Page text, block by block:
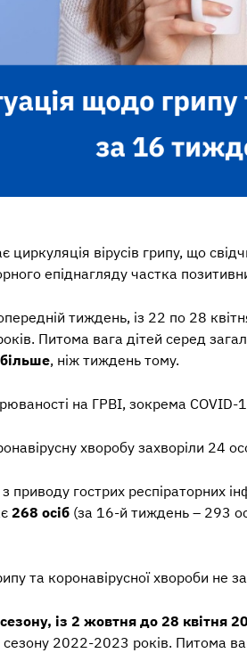
циркуляція вірусів грипу, що
епіднагляду частка
тиждень, із 22 по 28
Питома вага дітей серед
, ніж тиждень тому.
на ГРВІ, зокрема COVID-
хворобу захворіли 24
з приводу гострих респіраторних
268 осіб (за 16-й тиждень – 293
та коронавірусної хвороби не
із 2 жовтня до 28 квітня
сезону 2022-2023 років. Питома